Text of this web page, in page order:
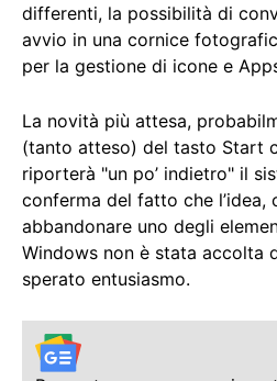
differenti, la possibilità di
avvio in una cornice
per la gestione di icone e
La novità più attesa,
(tanto atteso) del tasto Start
riporterà "un po’ indietro" il
conferma del fatto che l’idea,
abbandonare uno degli
Windows non è stata accolta
sperato entusiasmo.